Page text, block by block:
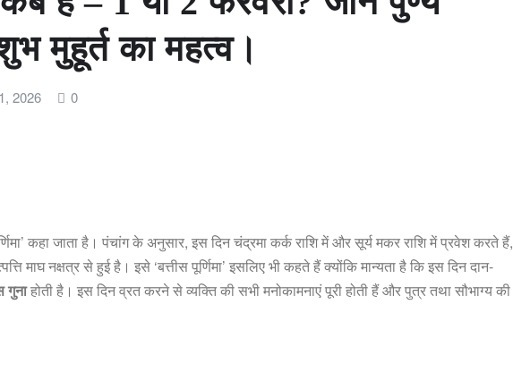
मुहूर्त का महत्व।
2026 0
पूर्णिमा’ कहा जाता है। पंचांग के अनुसार, इस दिन चंद्रमा कर्क राशि में और सूर्य मकर राशि में प्रवेश करते हैं,
माघ नक्षत्र से हुई है। इसे ‘बत्तीस पूर्णिमा’ इसलिए भी कहते हैं क्योंकि मान्यता है कि इस दिन दान-
गुनाहोती है। इस दिन व्रत करने से व्यक्ति की सभी मनोकामनाएं पूरी होती हैं और पुत्र तथा सौभाग्य की